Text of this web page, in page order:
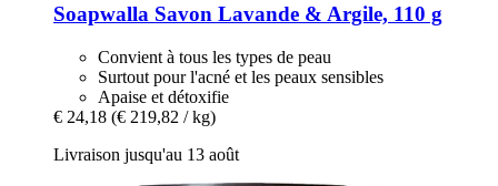
Soapwalla Savon Lavande & Argile, 110 g
Convient à tous les types de peau
Surtout pour l'acné et les peaux sensibles
Apaise et détoxifie
€ 24,18 (€ 219,82 / kg)
Livraison jusqu'au 13 août